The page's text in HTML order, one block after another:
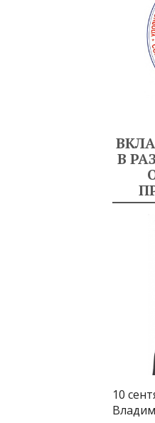
В
10